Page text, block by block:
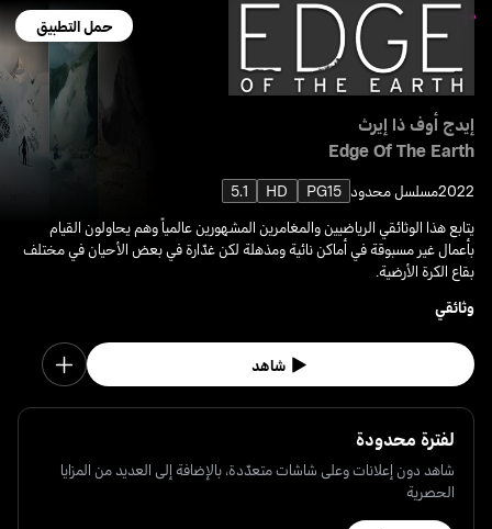
حمل التطبيق
إيدج أوف ذا إيرث
Edge Of The Earth
2022مسلسل محدود PG15
HD
5.1
يتابع هذا الوثائقي الرياضيين والمغامرين المشهورين عالمياً وهم يحاولون القيام
بأعمال غير مسبوقة في أماكن نائية ومذهلة لكن غدّارة في بعض الأحيان في مختلف
بقاع الكرة الأرضية.
وثائقي
شاهد
لفترة محدودة
شاهد دون إعلانات وعلى شاشات متعدّدة، بالإضافة إلى العديد من المزايا
الحصرية